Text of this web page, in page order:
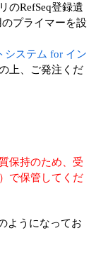
のRefSeq登録遺
プライマーを設
システム for イン
上、ご発注くだ
保持のため、受
で保管してくだ
ようになってお